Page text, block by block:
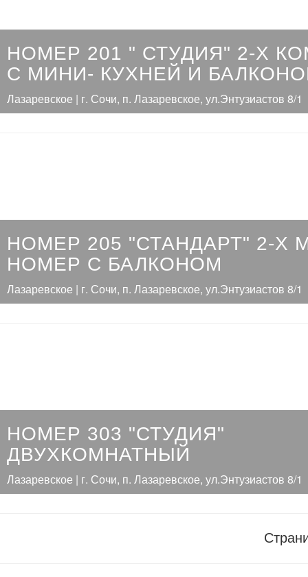
НОМЕР 201 " СТУДИЯ" 2-Х
С МИНИ- КУХНЕЙ И
Лазаревское | г. Сочи, п. Лазаревское, ул.Энтузиастов 8/1
НОМЕР 205 "СТАНДАРТ" 2-Х
НОМЕР С БАЛКОНОМ
Лазаревское | г. Сочи, п. Лазаревское, ул.Энтузиастов 8/1
НОМЕР 303 "СТУДИЯ"
ДВУХКОМНАТНЫЙ
Лазаревское | г. Сочи, п. Лазаревское, ул.Энтузиастов 8/1